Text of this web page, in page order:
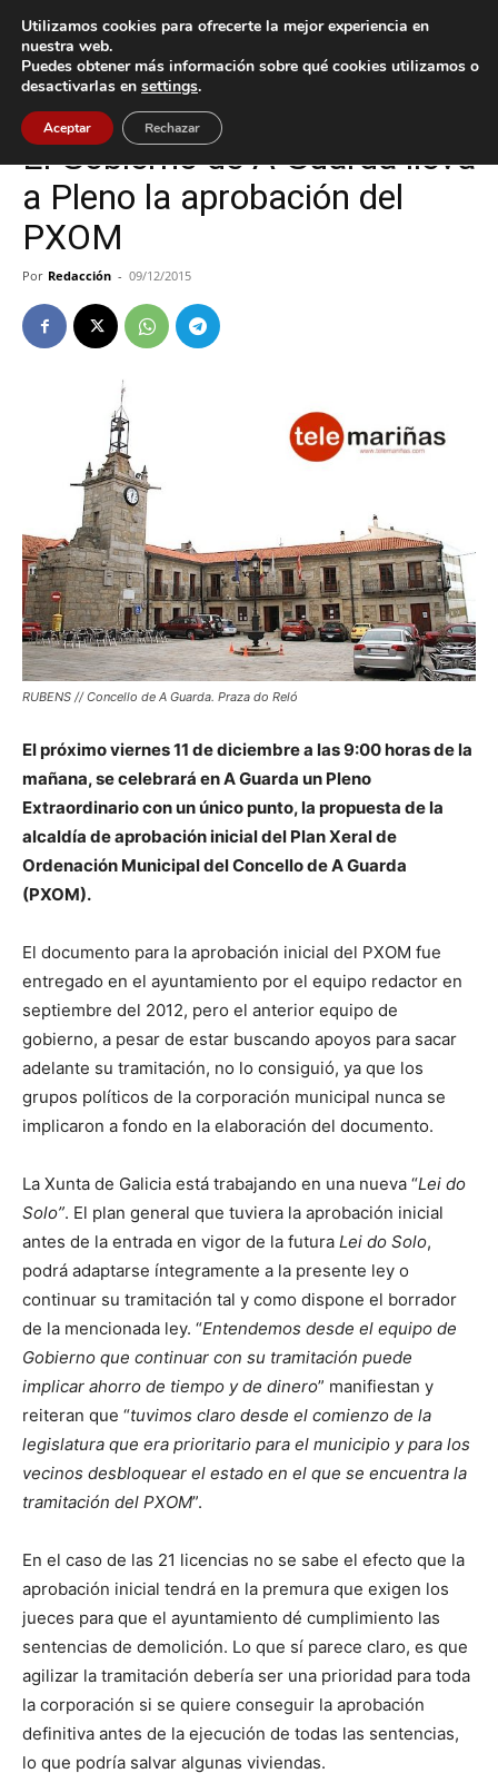
Inicio A Guarda
A Guarda
El Gobierno de A Guarda lleva
a Pleno la aprobación del
PXOM
Por Redacción - 09/12/2015
RUBENS // Concello de A Guarda. Praza do Reló
El próximo viernes 11 de diciembre a las 9:00 horas de la
mañana, se celebrará en A Guarda un Pleno
Extraordinario con un único punto, la propuesta de la
alcaldía de aprobación inicial del Plan Xeral de
Ordenación Municipal del Concello de A Guarda
(PXOM).
El documento para la aprobación inicial del PXOM fue
entregado en el ayuntamiento por el equipo redactor en
septiembre del 2012, pero el anterior equipo de
gobierno, a pesar de estar buscando apoyos para sacar
adelante su tramitación, no lo consiguió, ya que los
grupos políticos de la corporación municipal nunca se
implicaron a fondo en la elaboración del documento.
La Xunta de Galicia está trabajando en una nueva “Lei do
Solo”. El plan general que tuviera la aprobación inicial
antes de la entrada en vigor de la futura Lei do Solo,
podrá adaptarse íntegramente a la presente ley o
continuar su tramitación tal y como dispone el borrador
de la mencionada ley. “Entendemos desde el equipo de
Gobierno que continuar con su tramitación puede
implicar ahorro de tiempo y de dinero” manifiestan y
reiteran que “tuvimos claro desde el comienzo de la
legislatura que era prioritario para el municipio y para los
vecinos desbloquear el estado en el que se encuentra la
tramitación del PXOM”.
En el caso de las 21 licencias no se sabe el efecto que la
aprobación inicial tendrá en la premura que exigen los
jueces para que el ayuntamiento dé cumplimiento las
sentencias de demolición. Lo que sí parece claro, es que
agilizar la tramitación debería ser una prioridad para toda
la corporación si se quiere conseguir la aprobación
definitiva antes de la ejecución de todas las sentencias,
lo que podría salvar algunas viviendas.
Utilizamos cookies para ofrecerte la mejor experiencia en
nuestra web.
Puedes obtener más información sobre qué cookies utilizamos o
desactivarlas en settings.
Aceptar Rechazar